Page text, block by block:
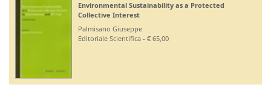
Environmental Sustainability as a Protected
Collective Interest
Palmisano Giuseppe
Editoriale Scientifica - € 65,00